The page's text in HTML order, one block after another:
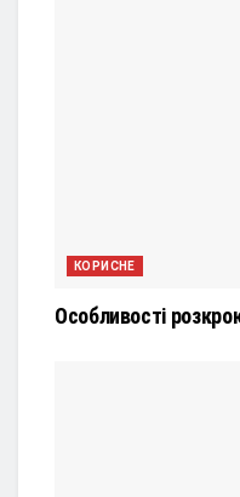
КОРИСНЕ
Особливості